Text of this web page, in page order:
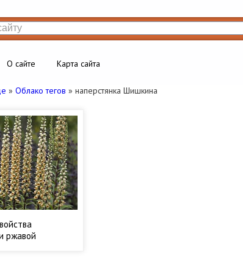
О сайте Карта сайта
» Облако тегов » наперстянка Шишкина
ржавой